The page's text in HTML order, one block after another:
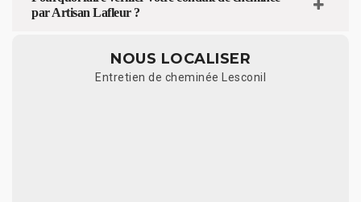
par Artisan Lafleur ?
NOUS LOCALISER
Entretien de cheminée Lesconil